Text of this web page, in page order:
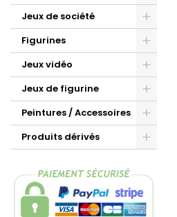
Jeux de société
Figurines
Jeux vidéo
Jeux de figurine
Peintures / Accessoires
Produits dérivés